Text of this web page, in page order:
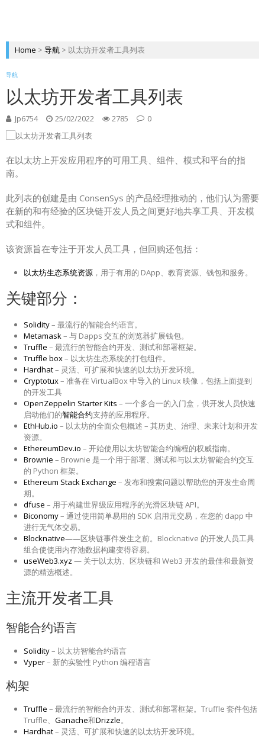
Home > 导航 > 以太坊开发者工具列表
导航
以太坊开发者工具列表
Jp6754 25/02/2022 2785 0
在以太坊上开发应用程序的可用工具、组件、模式和平台的指
南。
此列表的创建是由 ConsenSys 的产品经理推动的，他们认为需要
在新的和有经验的区块链开发人员之间更好地共享工具、开发模
式和组件。
该资源旨在专注于开发人员工具，但回购还包括：
以太坊生态系统资源 ，用于有用的 DApp、教育资源、钱包和服务。
关键部分：
Solidity– 最流行的智能合约语言。
Metamask– 与 Dapps 交互的浏览器扩展钱包。
Truffle – 最流行的智能合约开发、测试和部署框架。
Truffle box– 以太坊生态系统的打包组件。
Hardhat– 灵活、可扩展和快速的以太坊开发环境。
Cryptotux– 准备在 VirtualBox 中导入的 Linux 映像，包括上面提到
的开发工具
OpenZeppelin Starter Kits – 一个多合一的入门盒，供开发人员快速
启动他们的智能合约支持的应用程序。
EthHub.io – 以太坊的全面众包概述 – 其历史、治理、未来计划和开发
资源。
EthereumDev.io – 开始使用以太坊智能合约编程的权威指南。
Brownie – Brownie 是一个用于部署、测试和与以太坊智能合约交互
的 Python 框架。
Ethereum Stack Exchange – 发布和搜索问题以帮助您的开发生命周
期。
dfuse – 用于构建世界级应用程序的光滑区块链 API。
Biconomy– 通过使用简单易用的 SDK 启用元交易，在您的 dapp 中
进行无气体交易。
Blocknative——区块链事件发生之前。Blocknative 的开发人员工具
组合使使用内存池数据构建变得容易。
useWeb3.xyz — 关于以太坊、区块链和 Web3 开发的最佳和最新资
源的精选概述。
主流开发者工具
智能合约语言
Solidity– 以太坊智能合约语言
Vyper– 新的实验性 Python 编程语言
构架
Truffle – 最流行的智能合约开发、测试和部署框架。Truffle 套件包括
Truffle、 Ganache和Drizzle。
Hardhat– 灵活、可扩展和快速的以太坊开发环境。